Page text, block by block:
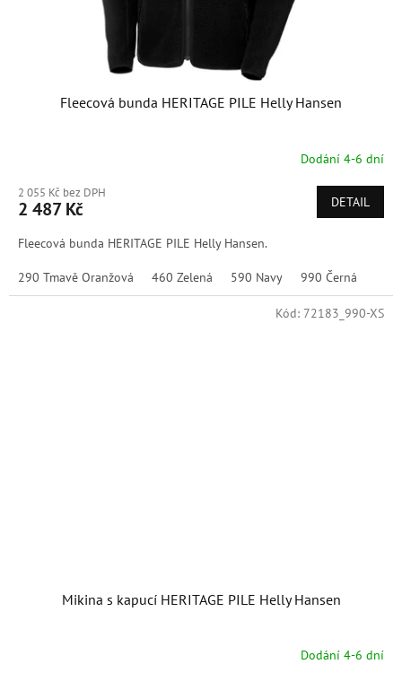
Fleecová bunda HERITAGE PILE Helly Hansen
Dodání 4-6 dní
2 055 Kč bez DPH
2 487 Kč DETAIL
Fleecová bunda HERITAGE PILE Helly Hansen.
290 Tmavě Oranžová 460 Zelená 590 Navy 990 Černá
Mikina s kapucí HERITAGE PILE Helly Hansen
Dodání 4-6 dní
Kód: 72183_990-XS